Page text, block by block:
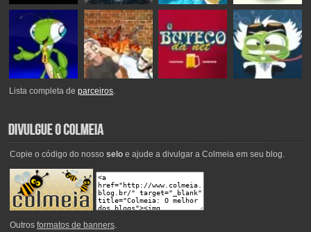
Lista completa deparceiros.
Copie o código do nosso seloe ajude a divulgar a Colmeia em seu blog.
Outros formatos de banners.